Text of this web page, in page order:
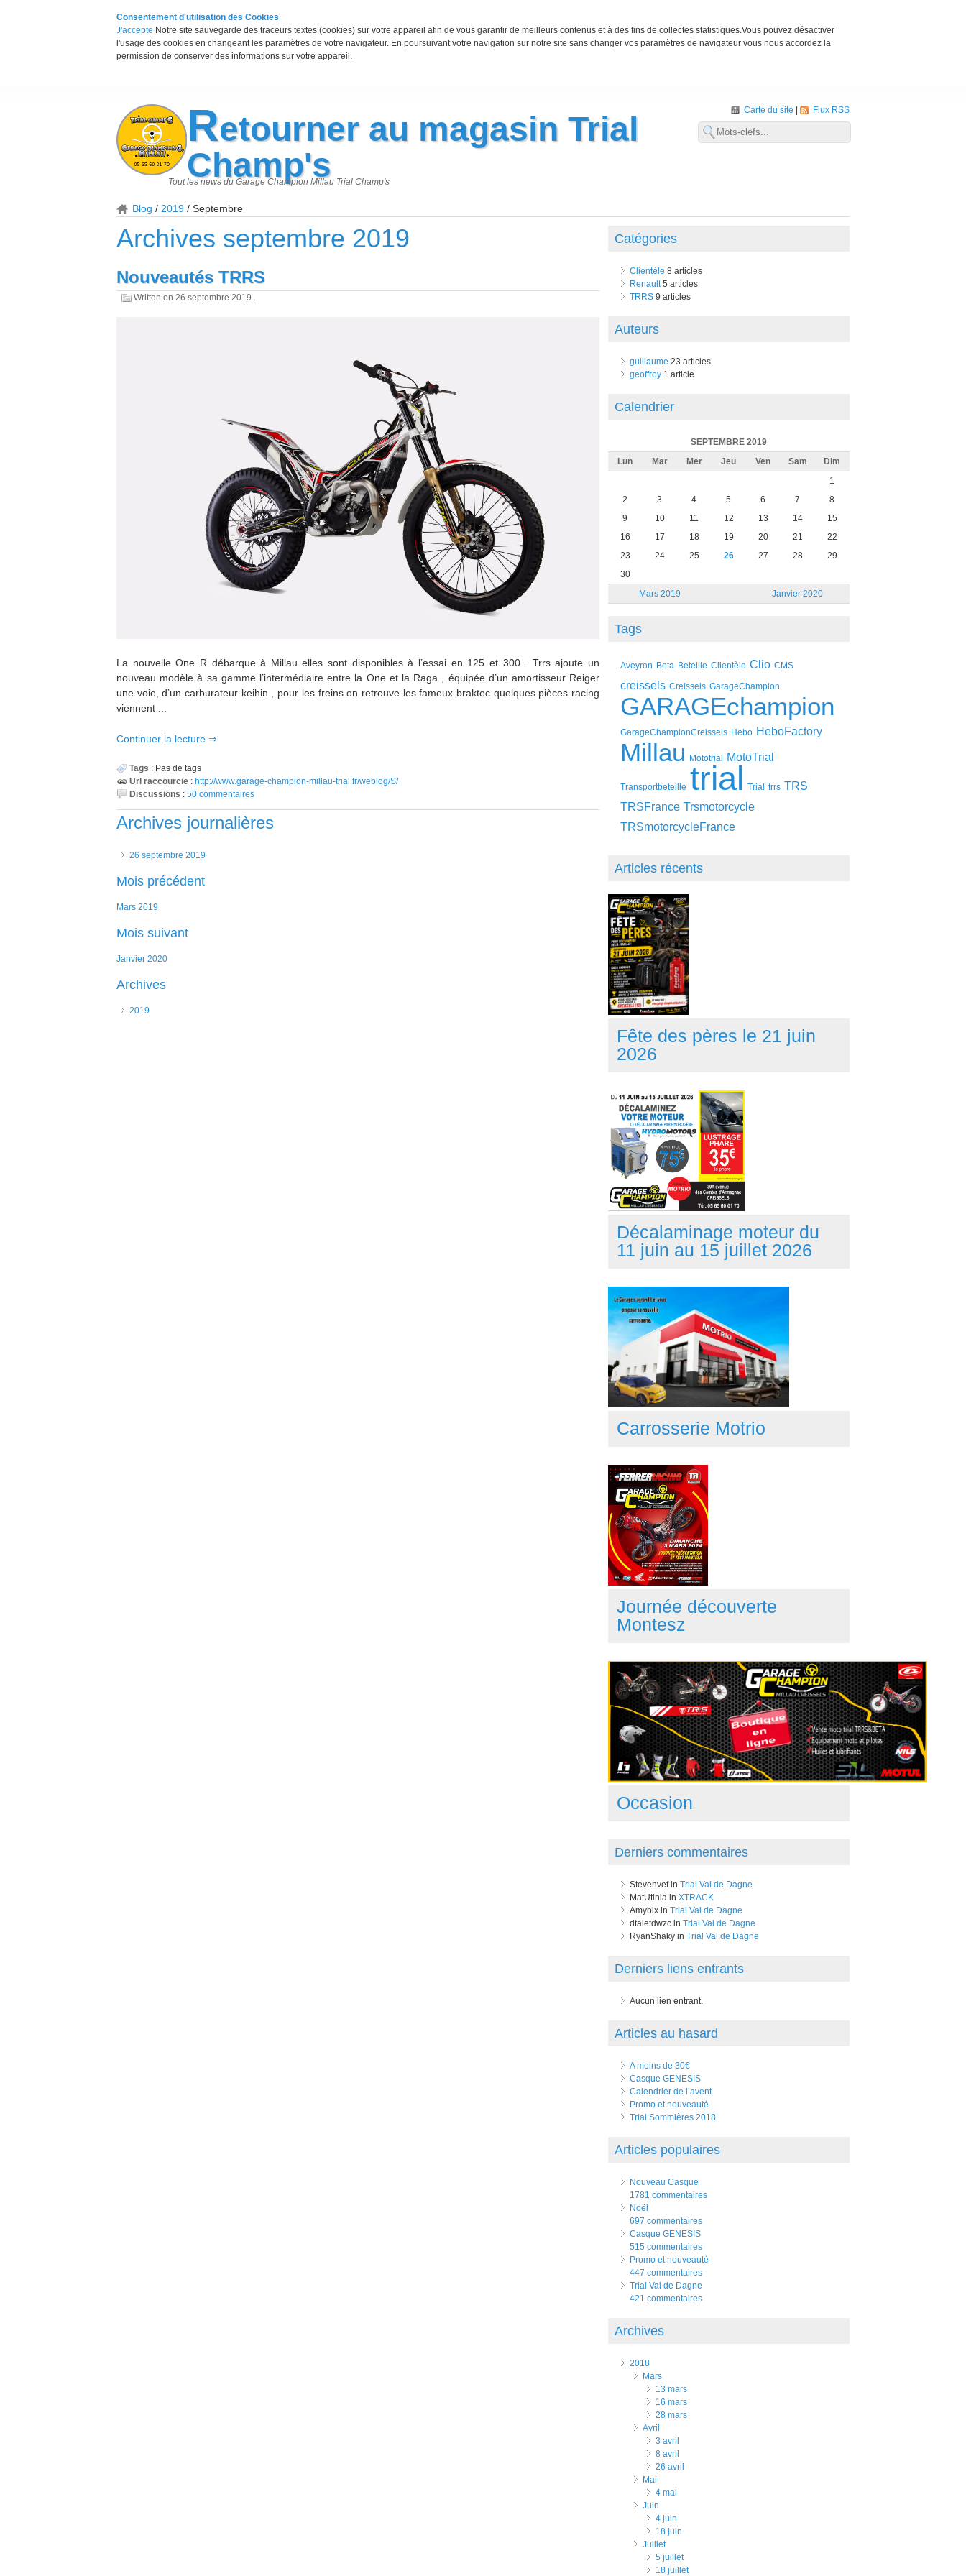
Consentement d'utilisation des Cookies
J'accepte Notre site sauvegarde des traceurs textes (cookies) sur votre appareil afin de vous garantir de meilleurs contenus et à des fins de collectes statistiques.Vous pouvez désactiver
l'usage des cookies en changeant les paramètres de votre navigateur. En poursuivant votre navigation sur notre site sans changer vos paramètres de navigateur vous nous accordez la
permission de conserver des informations sur votre appareil.
Carte du site Flux RSS
Retourner au magasin Trial
Champ's
Tout les news du Garage Champion Millau Trial Champ's
Blog 2019 Septembre
Archives septembre 2019
Nouveautés TRRS
Written on 26 septembre 2019 .
La nouvelle One R débarque à Millau elles sont disponibles à l’essai en 125 et 300 . Trrs ajoute un
nouveau modèle à sa gamme l’intermédiaire entre la One et la Raga , équipée d’un amortisseur Reiger
une voie, d’un carburateur keihin , pour les freins on retrouve les fameux braktec quelques pièces racing
viennent ...
Continuer la lecture
Tags : Pas de tags
Url raccourcie : http://www.garage-champion-millau-trial.fr/weblog/S/
Discussions : 50 commentaires
Archives journalières
26 septembre 2019
Mois précédent
mars 2019
Mois suivant
janvier 2020
Archives
2019
Catégories
Clientèle 8 articles
Renault5 articles
TRRS9 articles
Auteurs
guillaume 23 articles
geoffroy1 article
Calendrier
SEPTEMBRE 2019
Lun
Mar Mer Jeu Ven Sam Dim
Mars 2019 Janvier 2020
1
2
3 4 5 6 7
8
9
10 11 12 13 14
15
16
17 18 19 20 21
22
23
24 25 26 27 28
29
30
Tags
Aveyron Beta Beteille Clientèle Clio CMS
creissels Creissels GarageChampion
GARAGEchampion
GarageChampionCreissels Hebo HeboFactory
Millau Mototrial MotoTrial
Transportbeteille trial Trial trrs TRS
TRSFrance Trsmotorcycle
TRSmotorcycleFrance
Articles récents
Fête des pères le 21 juin
2026
Décalaminage moteur du
11 juin au 15 juillet 2026
Carrosserie Motrio
Journée découverte
Montesz
Occasion
Derniers commentaires
Stevenvef in Trial Val de Dagne
MatUtinia in XTRACK
Amybix in Trial Val de Dagne
dtaletdwzc in Trial Val de Dagne
RyanShaky in Trial Val de Dagne
Derniers liens entrants
Aucun lien entrant.
Articles au hasard
A moins de 30€
Casque GENESIS
Calendrier de l’avent
Promo et nouveauté
Trial Sommières 2018
Articles populaires
Nouveau Casque
1781 commentaires
Noël
697 commentaires
Casque GENESIS
515 commentaires
Promo et nouveauté
447 commentaires
Trial Val de Dagne
421 commentaires
Archives
2018
mars
13 mars
16 mars
28 mars
avril
3 avril
8 avril
26 avril
mai
4 mai
juin
4 juin
18 juin
juillet
5 juillet
18 juillet